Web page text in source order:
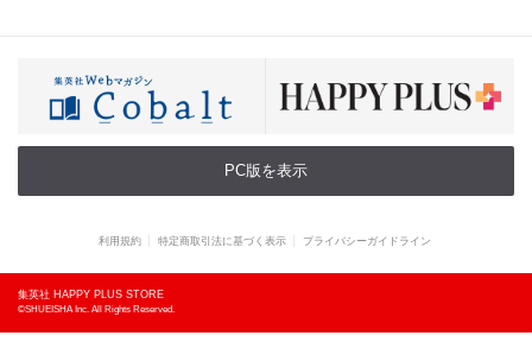
PC版を表示
利用規約 特定商取引法に基づく表示 プライバシーガイドライン
集英社 HAPPY PLUS STORE
©SHUEISHA Inc. All Rights Reserved.